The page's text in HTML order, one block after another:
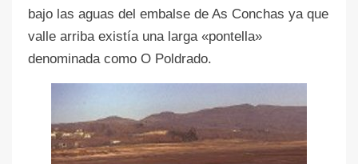
bajo las aguas del embalse de As Conchas ya que
valle arriba existía una larga «pontella»
denominada como O Poldrado.